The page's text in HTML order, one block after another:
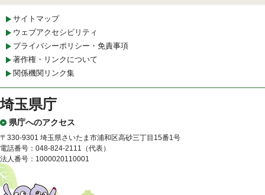
サイトマップ
ウェブアクセシビリティ
プライバシーポリシー・免責事項
著作権・リンクについて
関係機関リンク集
埼玉県庁
県庁へのアクセス
〒330-9301 埼玉県さいたま市浦和区高砂三丁目15番1号
電話番号：048-824-2111（代表）
法人番号：1000020110001